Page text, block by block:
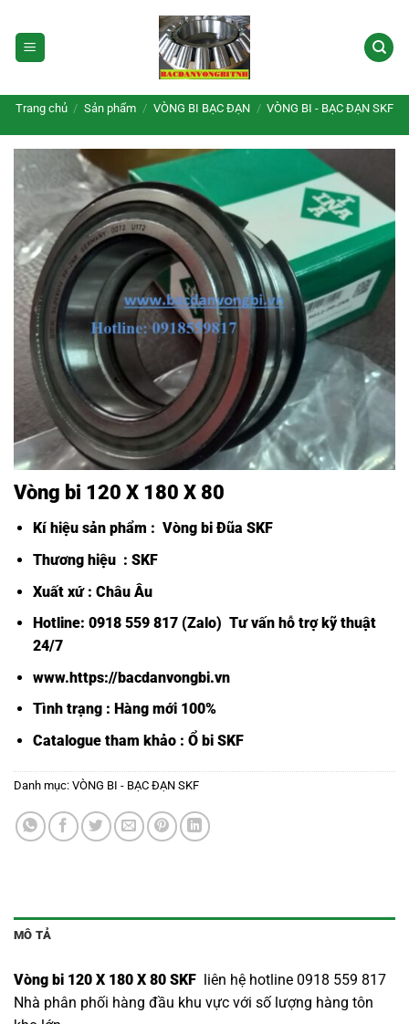
qua
nội
Trang chủ / Sản phẩm / VÒNG BI BẠC ĐẠN / VÒNG BI - BẠC ĐẠN SKF
Vòng bi 120 X 180 X 80
Kí hiệu sản phẩm : Vòng bi Đũa SKF
Thương hiệu : SKF
Xuất xứ : Châu Âu
Hotline: 0918 559 817 (Zalo) Tư vấn hỗ trợ kỹ thuật
24/7
www.https://bacdanvongbi.vn
Tình trạng : Hàng mới 100%
Catalogue tham khảo : Ổ bi SKF
Danh mục: VÒNG BI - BẠC ĐẠN SKF
MÔ TẢ
Vòng bi 120 X 180 X 80 SKF liên hệ hotline 0918 559 817
Nhà phân phối hàng đầu khu vực với số lượng hàng tôn